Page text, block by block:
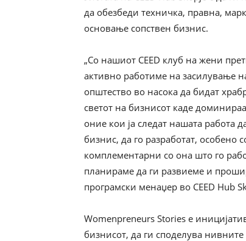
да обезбеди техничка, правна,
основање сопствен бизнис.
„Со нашиот CEED клуб на жени
активно работиме на засилување
општество во насока да бидат
светот на бизнисот каде
оние кои ја следат нашата работа
бизнис, да го разработат, особено
комплементарни со она што го
планираме да ги развиеме и
програмски менаџер во CEED Hub
Womenpreneurs Stories е
бизнисот, да ги споделува